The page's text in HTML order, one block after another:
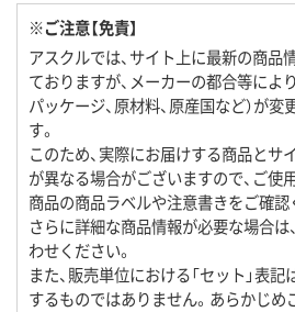
※ご注意【免責】
アスクルでは、サイト上に最新の商品
ておりますが、メーカーの都合等により
パッケージ、原材料、原産国など）が
す。
このため、実際にお届けする商品とサ
が異なる場合がございますので、ご使
商品の商品ラベルや注意書きをご確認
さらに詳細な商品情報が必要な場合は
わせください。
また、販売単位における「セット」表
するものではありません。あらかじめ